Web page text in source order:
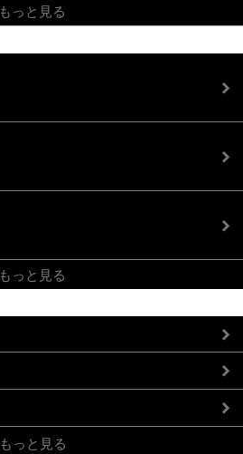
もっと見る
もっと見る
もっと見る